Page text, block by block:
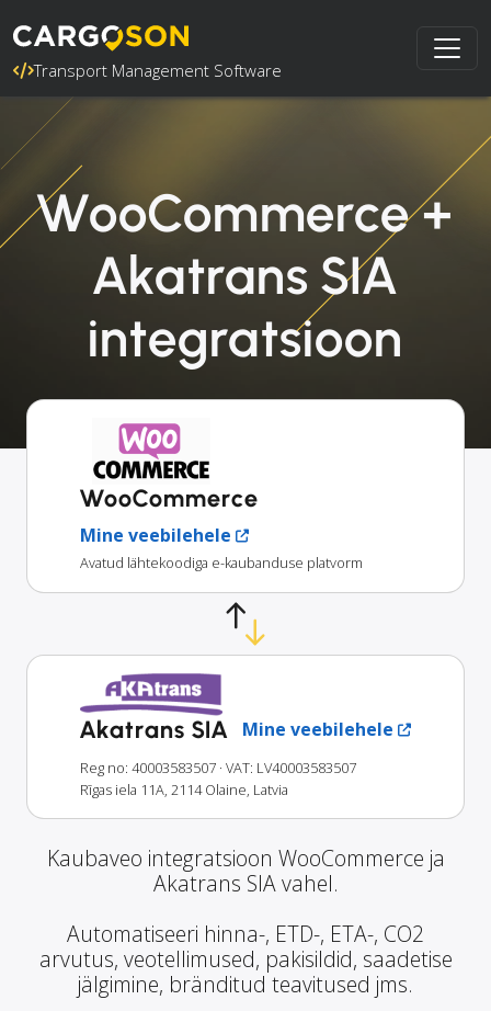
Transport Management Software
WooCommerce +
Akatrans SIA
integratsioon
WooCommerce
Mine veebilehele
Avatud lähtekoodiga e-kaubanduse platvorm
Akatrans SIA Mine veebilehele
Reg no: 40003583507 · VAT: LV40003583507
Rīgas iela 11A, 2114 Olaine, Latvia
Kaubaveo integratsioon WooCommerce ja
Akatrans SIA vahel.
Automatiseeri hinna-, ETD-, ETA-, CO2
arvutus, veotellimused, pakisildid, saadetise
jälgimine, bränditud teavitused jms.